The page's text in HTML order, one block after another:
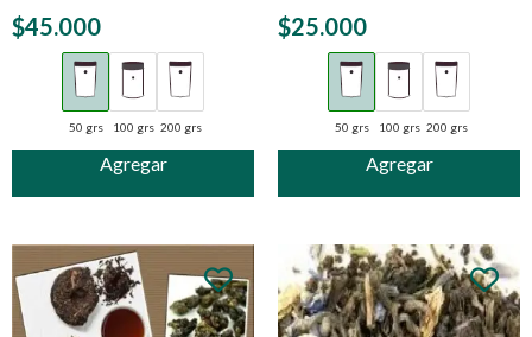
$45.000
Agregar
50 grs 100 grs 200 grs
$25.000
Agregar
50 grs 100 grs 200 grs